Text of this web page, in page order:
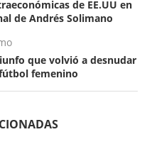
de EE.UU en
de Andrés Solimano
que volvió a desnudar
femenino